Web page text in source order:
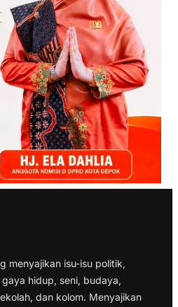
menyajikan isu-isu politik,
hidup, seni, budaya,
dan kolom. Menyajikan